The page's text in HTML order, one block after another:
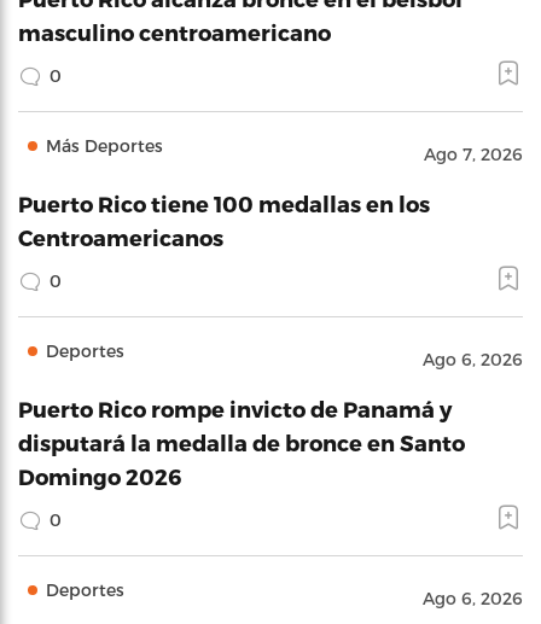
masculino centroamericano
0
Más Deportes Ago 7, 2026
Puerto Rico tiene 100 medallas en los
Centroamericanos
0
Deportes Ago 6, 2026
Puerto Rico rompe invicto de Panamá y
disputará la medalla de bronce en Santo
Domingo 2026
0
Deportes Ago 6, 2026